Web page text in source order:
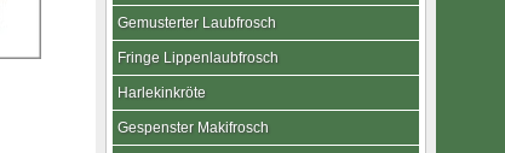
Gemusterter Laubfrosch
Fringe Lippenlaubfrosch
Harlekinkröte
Gespenster Makifrosch